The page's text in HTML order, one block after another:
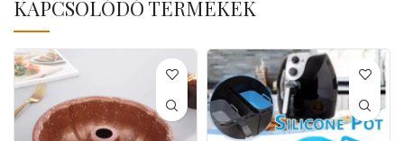
KAPCSOLÓDÓ TERMÉKEK